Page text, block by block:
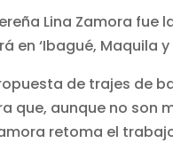
Lina Zamora
en ‘Ibagué, Maquila
de trajes de
que, aunque no son
retoma el